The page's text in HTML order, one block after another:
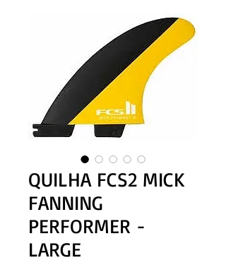
QUILHA FCS2 MICK
FANNING
PERFORMER -
LARGE